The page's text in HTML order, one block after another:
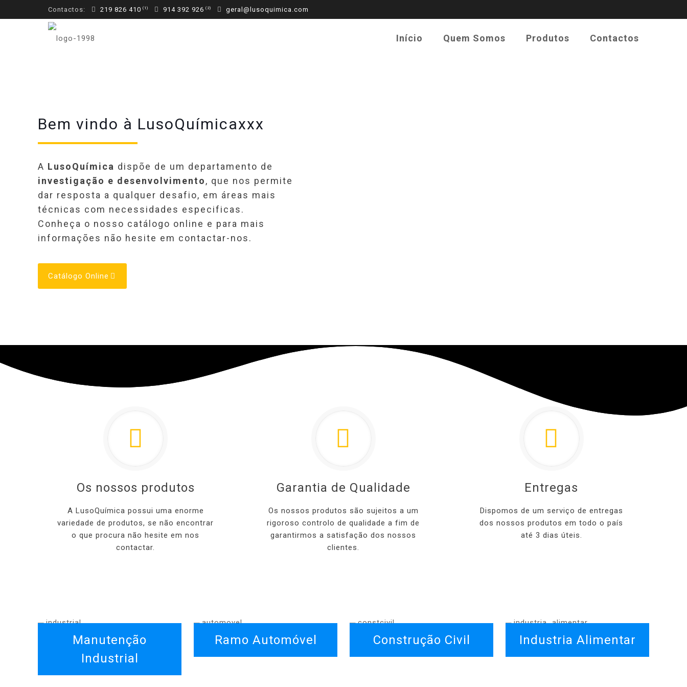
Contactos: 219 826 410 914 392 926 geral@lusoquimica.com
Início Quem Somos Produtos Contactos
Bem vindo à LusoQuímicaxxx
A LusoQuímica dispõe de um departamento de
investigação e desenvolvimento, que nos permite
dar resposta a qualquer desafio, em áreas mais
técnicas com necessidades especificas.
Conheça o nosso catálogo online e para mais
informações não hesite em contactar-nos.
Catálogo Online
Os nossos produtos
A LusoQuímica possui uma enorme
variedade de produtos, se não encontrar
o que procura não hesite em nos
contactar.
Garantia de Qualidade
Os nossos produtos são sujeitos a um
rigoroso controlo de qualidade a fim de
garantirmos a satisfação dos nossos
clientes.
Entregas
Dispomos de um serviço de entregas
dos nossos produtos em todo o país
até 3 dias úteis.
Manutenção
Industrial
Ramo Automóvel Construção Civil Industria Alimentar